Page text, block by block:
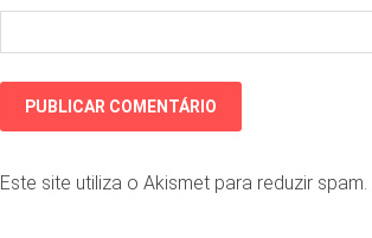
Este site utiliza o Akismet para reduzir spam.